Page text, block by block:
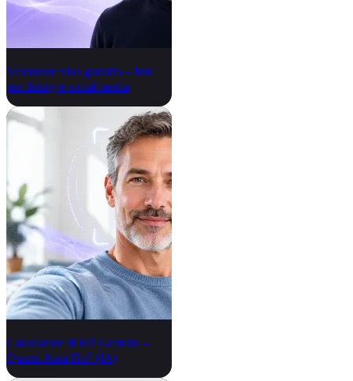
Valutatore viso gratuito – foto
per dating e social media
Calcolatore di Età Gratuito –
Quanti Anni Ho? (IA)